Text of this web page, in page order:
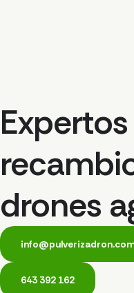
drones
643 392 162